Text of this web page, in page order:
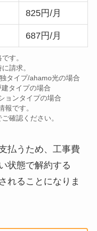
825円/月
687円/月
す。
請求。
タイプ/ahamo光の場合
タイプの場合
ンタイプの場合
です。
確認ください。
払うため、工事費
状態で解約する
れることになりま